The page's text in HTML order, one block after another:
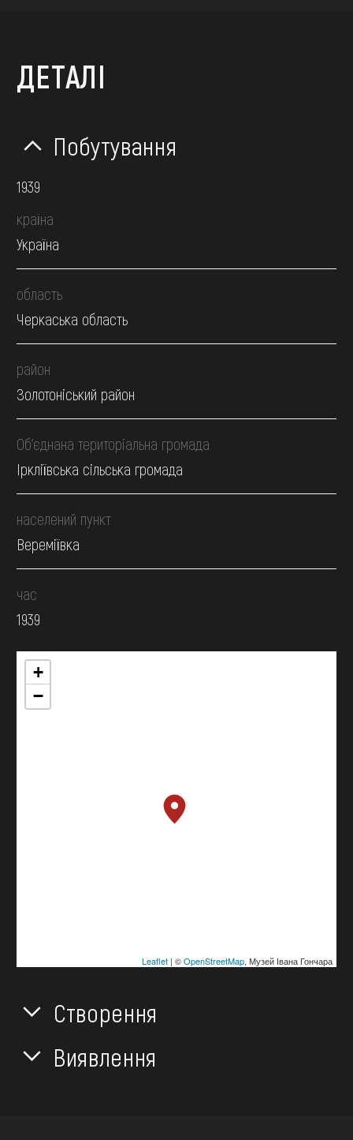
ДЕТАЛІ
Побутування
1939
країна
Україна
область
Черкаська область
район
Золотоніський район
Об’єднана територіальна громада
Іркліївська сільська громада
населений пункт
Вереміївка
час
1939
+
−
Leaflet| ©OpenStreetMap, Музей Івана Гончара
Створення
Виявлення